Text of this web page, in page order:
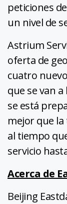
peticiones
un nivel de
Astrium
oferta de
cuatro
que se van
se está
mejor que la
al tiempo
servicio
Acerca de
Beijing